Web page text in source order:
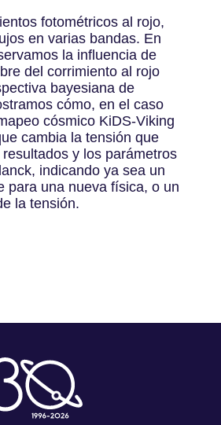
fotométricos al rojo,
en varias bandas. En
la influencia de
del corrimiento al rojo
bayesiana de
cómo, en el caso
cósmico KiDS-Viking
cambia la tensión que
y los parámetros
indicando ya sea un
para una nueva física, o un
la tensión.